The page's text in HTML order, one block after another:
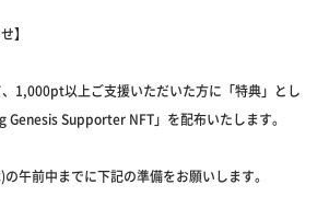
】
1,000pt以上ご支援いただいた方に「特典」とし
Supporter NFT」を配布いたします。
午前中までに下記の準備をお願いします。